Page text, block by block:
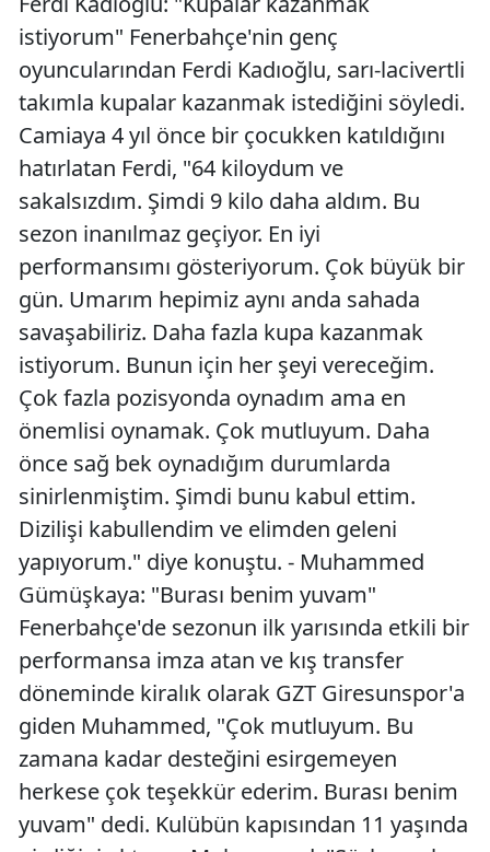
istiyorum" Fenerbahçe'nin genç
oyuncularından Ferdi Kadıoğlu, sarı-lacivertli
takımla kupalar kazanmak istediğini söyledi.
Camiaya 4 yıl önce bir çocukken katıldığını
hatırlatan Ferdi, "64 kiloydum ve
sakalsızdım. Şimdi 9 kilo daha aldım. Bu
sezon inanılmaz geçiyor. En iyi
performansımı gösteriyorum. Çok büyük bir
gün. Umarım hepimiz aynı anda sahada
savaşabiliriz. Daha fazla kupa kazanmak
istiyorum. Bunun için her şeyi vereceğim.
Çok fazla pozisyonda oynadım ama en
önemlisi oynamak. Çok mutluyum. Daha
önce sağ bek oynadığım durumlarda
sinirlenmiştim. Şimdi bunu kabul ettim.
Dizilişi kabullendim ve elimden geleni
yapıyorum." diye konuştu. - Muhammed
Gümüşkaya: "Burası benim yuvam"
Fenerbahçe'de sezonun ilk yarısında etkili bir
performansa imza atan ve kış transfer
döneminde kiralık olarak GZT Giresunspor'a
giden Muhammed, "Çok mutluyum. Bu
zamana kadar desteğini esirgemeyen
herkese çok teşekkür ederim. Burası benim
yuvam" dedi. Kulübün kapısından 11 yaşında